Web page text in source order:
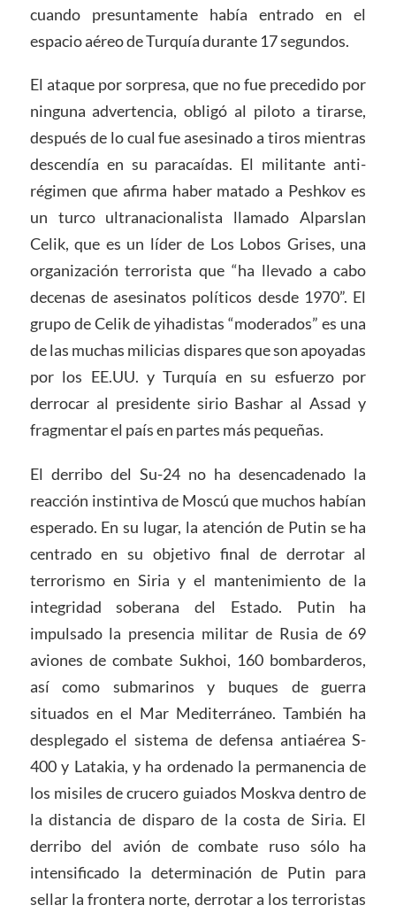
cuando presuntamente había entrado en el
espacio aéreo de Turquía durante 17 segundos.
El ataque por sorpresa, que no fue precedido por
ninguna advertencia, obligó al piloto a tirarse,
después de lo cual fue asesinado a tiros mientras
descendía en su paracaídas. El militante anti-
régimen que afirma haber matado a Peshkov es
un turco ultranacionalista llamado Alparslan
Celik, que es un líder de Los Lobos Grises, una
organización terrorista que “ha llevado a cabo
decenas de asesinatos políticos desde 1970”. El
grupo de Celik de yihadistas “moderados” es una
de las muchas milicias dispares que son apoyadas
por los EE.UU. y Turquía en su esfuerzo por
derrocar al presidente sirio Bashar al Assad y
fragmentar el país en partes más pequeñas.
El derribo del Su-24 no ha desencadenado la
reacción instintiva de Moscú que muchos habían
esperado. En su lugar, la atención de Putin se ha
centrado en su objetivo final de derrotar al
terrorismo en Siria y el mantenimiento de la
integridad soberana del Estado. Putin ha
impulsado la presencia militar de Rusia de 69
aviones de combate Sukhoi, 160 bombarderos,
así como submarinos y buques de guerra
situados en el Mar Mediterráneo. También ha
desplegado el sistema de defensa antiaérea S-
400 y Latakia, y ha ordenado la permanencia de
los misiles de crucero guiados Moskva dentro de
la distancia de disparo de la costa de Siria. El
derribo del avión de combate ruso sólo ha
intensificado la determinación de Putin para
sellar la frontera norte, derrotar a los terroristas